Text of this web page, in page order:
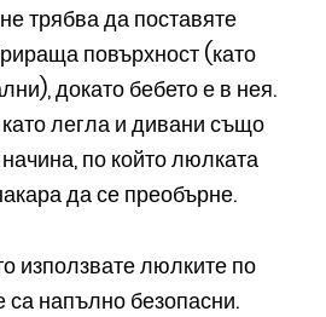
трябва да поставяте
повърхност (като
докато бебето е в нея.
легла и дивани също
по който люлката
да се преобърне.
използвате люлките по
са напълно безопасни.